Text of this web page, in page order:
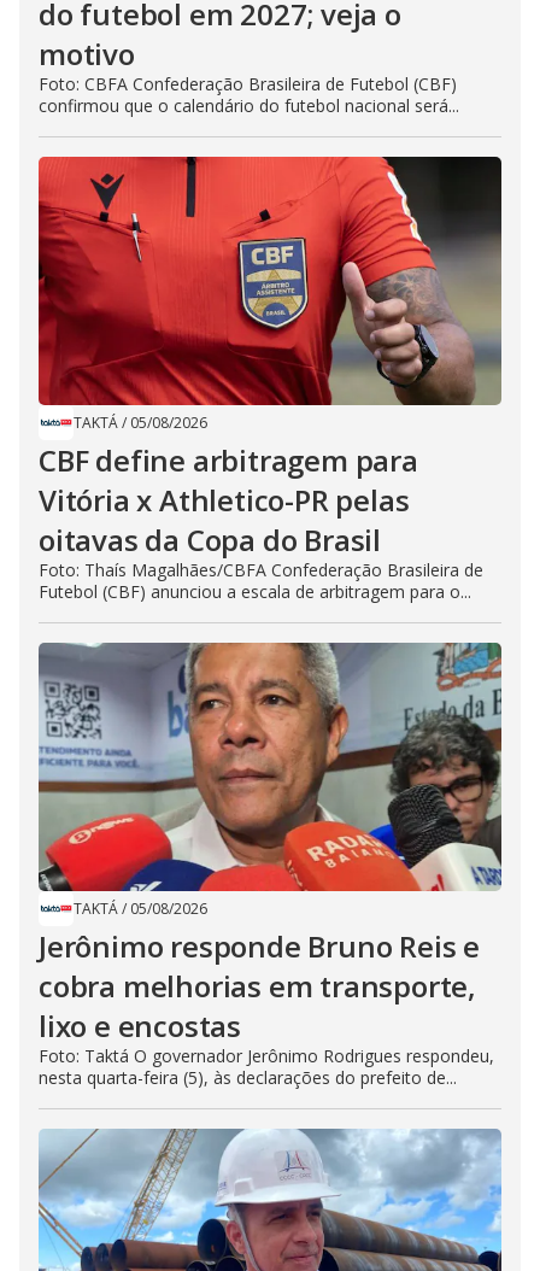
do futebol em 2027; veja o
motivo
Foto: CBFA Confederação Brasileira de Futebol (CBF)
confirmou que o calendário do futebol nacional será...
TAKTÁ/ 05/08/2026
CBF define arbitragem para
Vitória x Athletico-PR pelas
oitavas da Copa do Brasil
Foto: Thaís Magalhães/CBFA Confederação Brasileira de
Futebol (CBF) anunciou a escala de arbitragem para o...
TAKTÁ/ 05/08/2026
Jerônimo responde Bruno Reis e
cobra melhorias em transporte,
lixo e encostas
Foto: Taktá O governador Jerônimo Rodrigues respondeu,
nesta quarta-feira (5), às declarações do prefeito de...